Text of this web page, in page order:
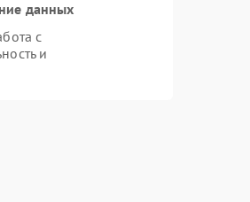
данных
с
и